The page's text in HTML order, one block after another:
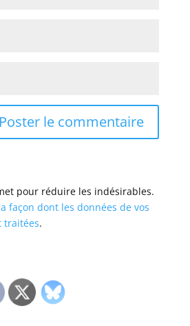
pour réduire les indésirables.
façon dont les données de vos
traitées.